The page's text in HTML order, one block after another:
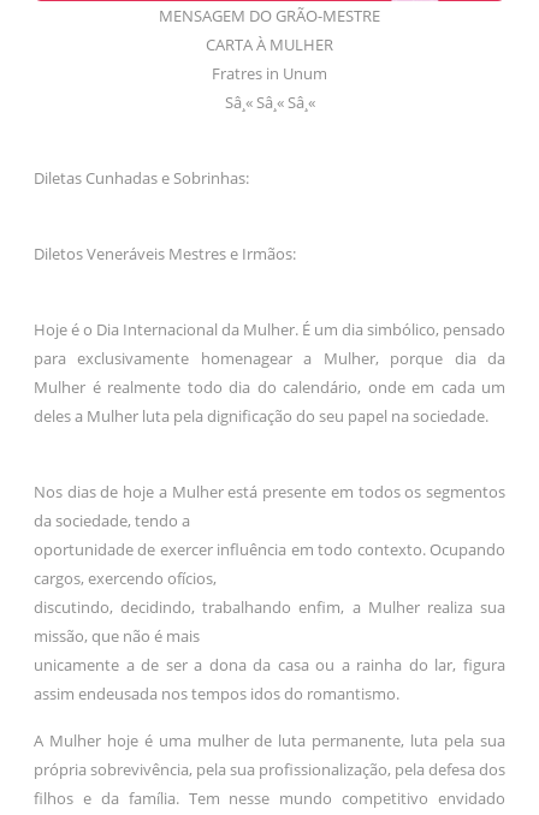
MENSAGEM DO GRÃO-MESTRE
CARTA À MULHER
Fratres in Unum
Sâ¸« Sâ¸« Sâ¸«
Diletas Cunhadas e Sobrinhas:
Diletos Veneráveis Mestres e Irmãos:
Hoje é o Dia Internacional da Mulher. É um dia simbólico, pensado
para exclusivamente homenagear a Mulher, porque dia da
Mulher é realmente todo dia do calendário, onde em cada um
deles a Mulher luta pela dignificação do seu papel na sociedade.
Nos dias de hoje a Mulher está presente em todos os segmentos
da sociedade, tendo a
oportunidade de exercer influência em todo contexto. Ocupando
cargos, exercendo ofícios,
discutindo, decidindo, trabalhando enfim, a Mulher realiza sua
missão, que não é mais
unicamente a de ser a dona da casa ou a rainha do lar, figura
assim endeusada nos tempos idos do romantismo.
A Mulher hoje é uma mulher de luta permanente, luta pela sua
própria sobrevivência, pela sua profissionalização, pela defesa dos
filhos e da família. Tem nesse mundo competitivo envidado